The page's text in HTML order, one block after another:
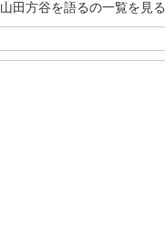
山田方谷を語るの一覧を見る